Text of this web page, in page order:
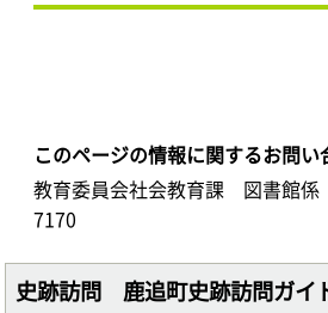
このページの情報に関するお問い
教育委員会社会教育課 図書館係
7170
史跡訪問 鹿追町史跡訪問ガイ